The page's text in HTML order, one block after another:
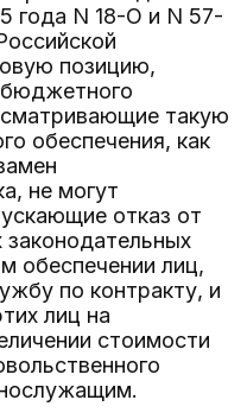
года N 18-О и N 57-
позицию,
такую
обеспечения, как
не могут
отказ от
обеспечении лиц,
по контракту, и
лиц на
стоимости